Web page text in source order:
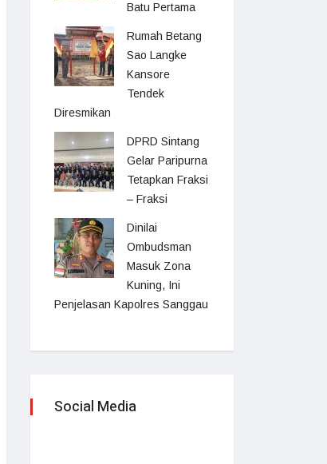
Batu Pertama
Rumah Betang
Sao Langke
Kansore
Tendek
Diresmikan
DPRD Sintang
Gelar Paripurna
Tetapkan Fraksi
– Fraksi
Dinilai
Ombudsman
Masuk Zona
Kuning, Ini
Penjelasan Kapolres Sanggau
Social Media